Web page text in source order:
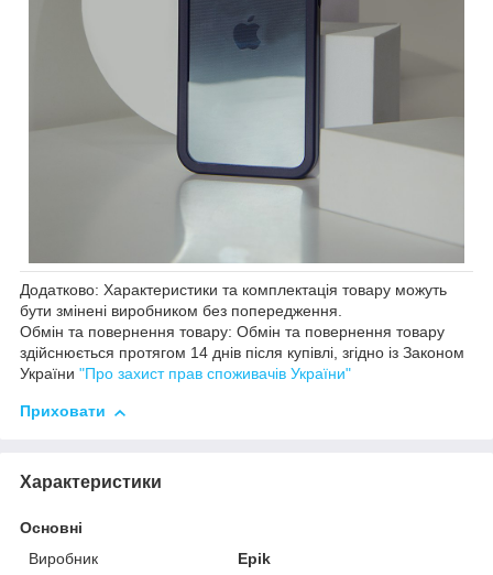
Додатково: Характеристики та комплектація товару можуть
бути змінені виробником без попередження.
Обмін та повернення товару: Обмін та повернення товару
здійснюється протягом 14 днів після купівлі, згідно із Законом
України "Про захист прав споживачів України"
Приховати
Характеристики
Основні
Виробник
Epik